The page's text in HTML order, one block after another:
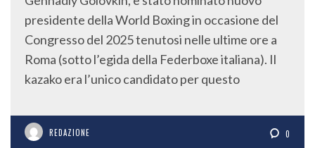
presidente della World Boxing in occasione del
Congresso del 2025 tenutosi nelle ultime ore a
Roma (sotto l’egida della Federboxe italiana). Il
kazako era l’unico candidato per questo